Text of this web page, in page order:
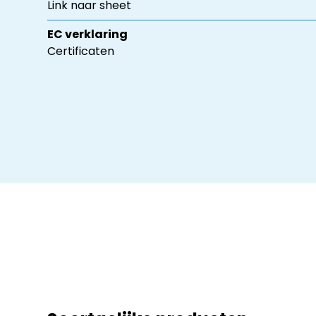
Link naar sheet
EC verklaring
Certificaten